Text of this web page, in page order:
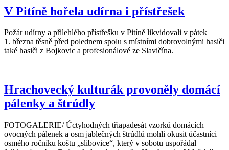
V Pitíně hořela udírna i přístřešek
Požár udírny a přilehlého přístřešku v Pitíně likvidovali v pátek
1. března těsně před polednem spolu s místními dobrovolnými hasiči
také hasiči z Bojkovic a profesionálové ze Slavičína.
Hrachovecký kulturák provoněly domácí
pálenky a štrúdly
FOTOGALERIE/ Úctyhodných třiapadesát vzorků domácích
ovocných pálenek a osm jablečných štrúdlů mohli okusit účastníci
osmého ročníku koštu „slibovice“, který v sobotu uspořádal